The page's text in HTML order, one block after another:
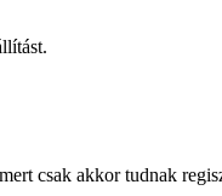
csak akkor tudnak